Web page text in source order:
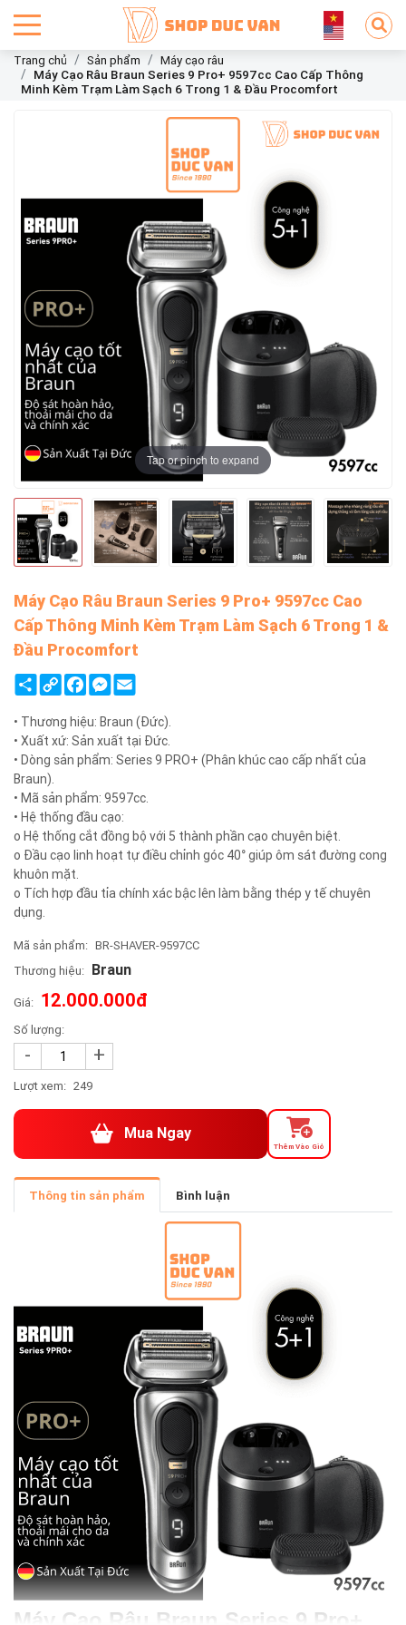
Trang chủ Sản phẩm
Máy cạo râu
Máy Cạo Râu Braun Series 9 Pro+ 9597cc Cao Cấp Thông
Minh Kèm Trạm Làm Sạch 6 Trong 1 & Đầu Procomfort
Tap or pinch to expand
Máy Cạo Râu Braun Series 9 Pro+ 9597cc Cao
Cấp Thông Minh Kèm Trạm Làm Sạch 6 Trong 1 &
Đầu Procomfort
ShareCopy
Link
FacebookMessenger
Email
• Thương hiệu: Braun (Đức).
• Xuất xứ: Sản xuất tại Đức.
• Dòng sản phẩm: Series 9 PRO+ (Phân khúc cao cấp nhất của
Braun).
• Mã sản phẩm: 9597cc.
• Hệ thống đầu cạo:
o Hệ thống cắt đồng bộ với 5 thành phần cạo chuyên biệt.
o Đầu cạo linh hoạt tự điều chỉnh góc 40° giúp ôm sát đường cong
khuôn mặt.
o Tích hợp đầu tỉa chính xác bậc lên làm bằng thép y tế chuyên
dụng.
Mã sản phẩm: BR-SHAVER-9597CC
Thương hiệu: Braun
Giá: 12.000.000đ
Số lượng:
- +
Lượt xem: 249
Mua Ngay
Thêm Vào Giỏ
Thông tin sản phẩm Bình luận
Máy Cạo Râu Braun Series 9 Pro+